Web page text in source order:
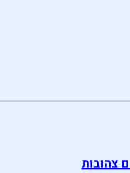
צהובות